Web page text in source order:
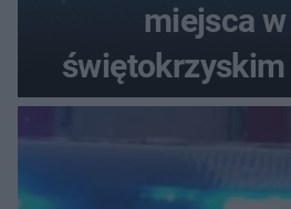
miejsca
każdego